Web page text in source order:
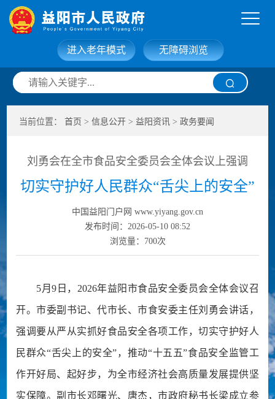
网站首页 走进益阳
信息公开 政务服务
无障碍浏览
进入老年模式
当前位置：首页 >信息公开 > 益阳资讯 >政务要闻
刘勇会在全市食品安全委员会全体会议上强调
切实守护好人民群众“舌尖上的安全”
中国益阳门户网 www.yiyang.gov.cn
发布时间：2026-05-10 08:52
浏览量： 700次
5月9日，2026年益阳市食品安全委员会全体会议召
开。市委副书记、代市长、市食安委主任刘勇会讲话，
强调要从严从实抓好食品安全各项工作，切实守护好人
民群众“舌尖上的安全”，推动“十五五”食品安全监管工
作开好局、起好步，为全市经济社会高质量发展提供坚
实保障。副市长邓曙光、唐杰，市政府秘书长梁成立参